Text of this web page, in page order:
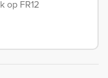
op FR12